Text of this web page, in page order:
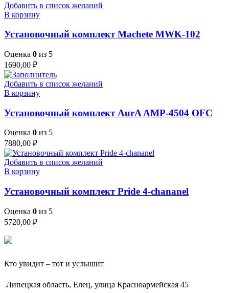
Добавить в список желаний
В корзину
Установочный комплект Machete MWK-102
Оценка 0 из 5
1690,00 ₽
Добавить в список желаний
В корзину
Установочный комплект AurA AMP-4504 OFC
Оценка 0 из 5
7880,00 ₽
Добавить в список желаний
В корзину
Установочный комплект Pride 4-chananel
Оценка 0 из 5
5720,00 ₽
Кто увидит – тот и услышит
Липецкая область, Елец, улица Красноармейская 45